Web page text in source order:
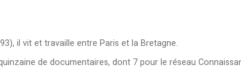
il vit et travaille entre Paris et la Bretagne.
de documentaires, dont 7 pour le réseau